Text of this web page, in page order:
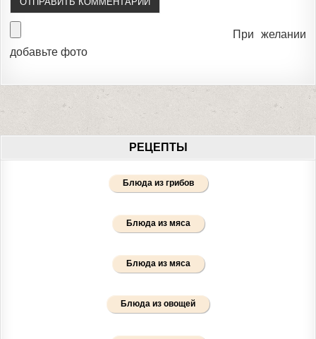
При желании
добавьте фото
РЕЦЕПТЫ
Блюда из грибов
Блюда из мяса
Блюда из мяса
Блюда из овощей